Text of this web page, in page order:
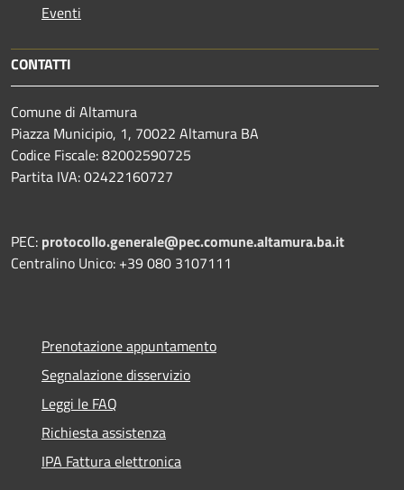
Eventi
CONTATTI
Comune di Altamura
Piazza Municipio, 1, 70022 Altamura BA
Codice Fiscale: 82002590725
Partita IVA: 02422160727
PEC: protocollo.generale@pec.comune.altamura.ba.it
Centralino Unico: +39 080 3107111
Prenotazione appuntamento
Segnalazione disservizio
Leggi le FAQ
Richiesta assistenza
IPA Fattura elettronica